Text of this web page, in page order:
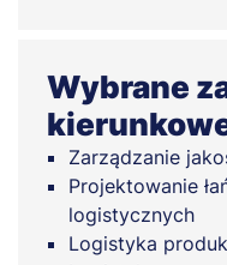
Wybrane
Zarządzanie
Projektowanie
logistycznych
Logistyka